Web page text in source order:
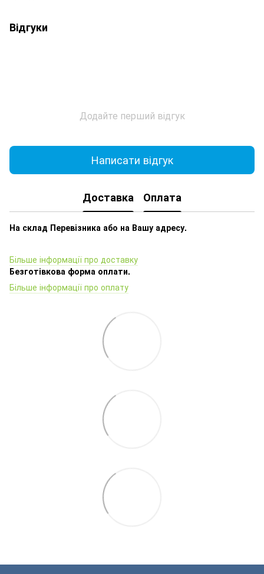
Відгуки
Додайте перший відгук
Написати відгук
Доставка Оплата
На склад Перевізника або на Вашу адресу.
Більше інформації про доставку
Безготівкова форма оплати.
Більше інформації про оплату